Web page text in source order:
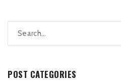
POST CATEGORIES